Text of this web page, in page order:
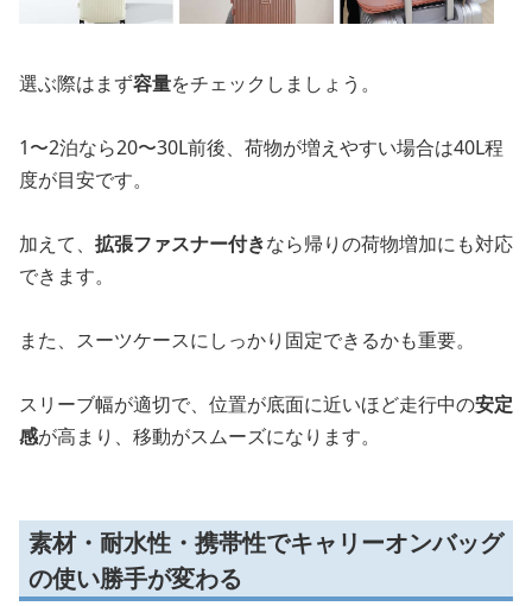
選ぶ際はまず容量をチェックしましょう。
1〜2泊なら20〜30L前後、荷物が増えやすい場合は40L程
度が目安です。
加えて、 拡張ファスナー付きなら帰りの荷物増加にも対応
できます。
また、スーツケースにしっかり固定できるかも重要。
スリーブ幅が適切で、位置が底面に近いほど走行中の安定
感が高まり、移動がスムーズになります。
素材・耐水性・携帯性でキャリーオンバッグ
の使い勝手が変わる